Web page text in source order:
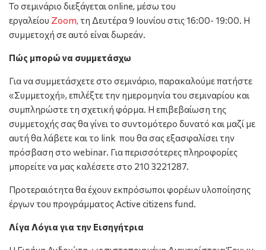
Το σεμινάριο διεξάγεται online, μέσω του
εργαλείου Ζοοm, τη Δευτέρα 9 Ιουνίου στις 16:00- 19:00. Η
συμμετοχή σε αυτό είναι δωρεάν.
Πώς μπορώ να συμμετάσχω
Για να συμμετάσχετε στο σεμινάριο, παρακαλούμε πατήστε
«Συμμετοχή», επιλέξτε την ημερομηνία του σεμιναρίου και
συμπληρώστε τη σχετική φόρμα. Η επιβεβαίωση της
συμμετοχής σας θα γίνει το συντομότερο δυνατό και μαζί με
αυτή θα λάβετε και το link που θα σας εξασφαλίσει την
πρόσβαση στο webinar. Για περισσότερες πληροφορίες
μπορείτε να μας καλέσετε στο 210 3221287.
Προτεραιότητα θα έχουν εκπρόσωποι φορέων υλοποίησης
έργων του προγράμματος Active citizens fund.
Λίγα Λόγια για την Εισηγήτρια